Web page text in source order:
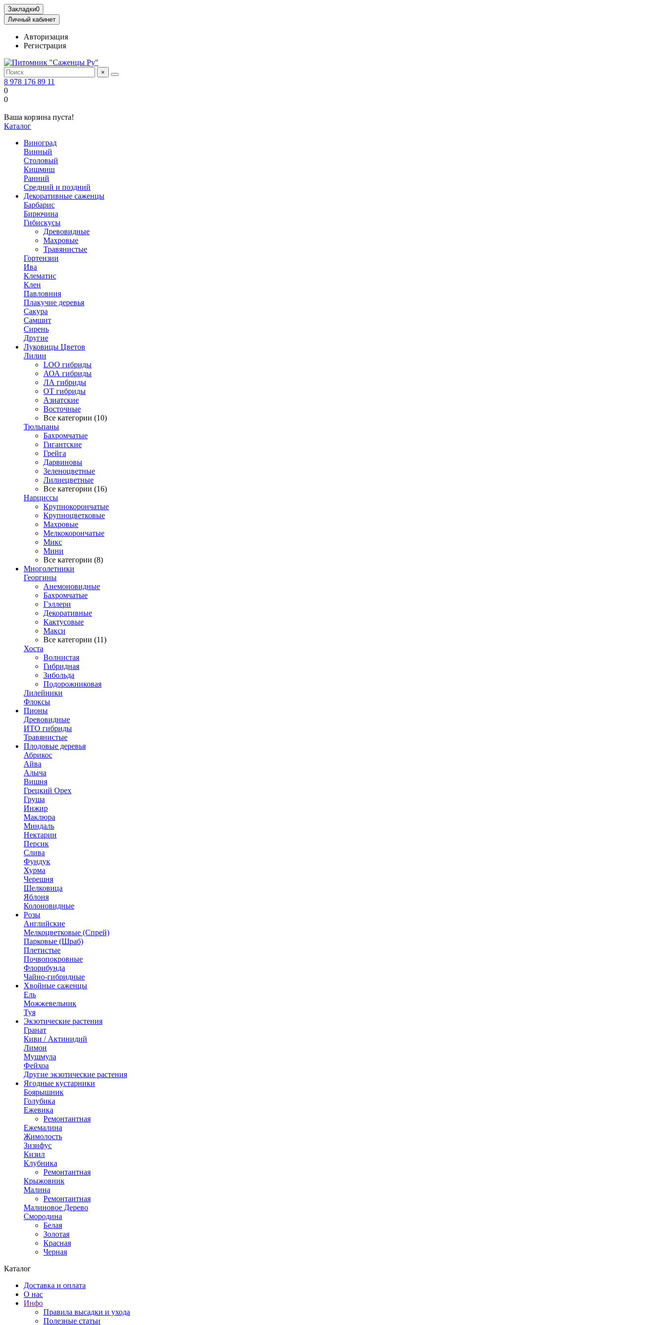
Закладки0
Личный кабинет
Авторизация
Регистрация
×
8 978 176 89 11
0
0
Ваша корзина пуста!
Каталог
Виноград
Винный
Столовый
Кишмиш
Ранний
Средний и поздний
Декоративные саженцы
Барбарис
Бирючина
Гибискусы
Древовидные
Махровые
Травянистые
Гортензии
Ива
Клематис
Клен
Павловния
Плакучие деревья
Сакура
Самшит
Сирень
Другие
Луковицы Цветов
Лилии
LOO гибриды
АОА гибриды
ЛА гибриды
ОТ гибриды
Азиатские
Восточные
Все категории (10)
Тюльпаны
Бахромчатые
Гигантские
Грейга
Дарвиновы
Зеленоцветные
Лилиецветные
Все категории (16)
Нарциссы
Крупнокорончатые
Крупноцветковые
Махровые
Мелкокорончатые
Микс
Мини
Все категории (8)
Многолетники
Георгины
Анемоновидные
Бахромчатые
Гэллери
Декоративные
Кактусовые
Макси
Все категории (11)
Хоста
Волнистая
Гибридная
Зибольда
Подорожниковая
Лилейники
Флоксы
Пионы
Древовидные
ИТО гибриды
Травянистые
Плодовые деревья
Абрикос
Айва
Алыча
Вишня
Грецкий Орех
Груша
Инжир
Маклюра
Миндаль
Нектарин
Персик
Слива
Фундук
Хурма
Черешня
Шелковица
Яблоня
Колоновидные
Розы
Английские
Мелкоцветковые (Спрей)
Парковые (Шраб)
Плетистые
Почвопокровные
Флорибунда
Чайно-гибридные
Хвойные саженцы
Ель
Можжевельник
Туя
Экзотические растения
Гранат
Киви / Актинидий
Лимон
Мушмула
Фейхоа
Другие экзотические растения
Ягодные кустарники
Боярышник
Голубика
Ежевика
Ремонтантная
Ежемалина
Жимолость
Зизифус
Кизил
Клубника
Ремонтантная
Крыжовник
Малина
Ремонтантная
Малиновое Дерево
Смородина
Белая
Золотая
Красная
Черная
Каталог
Доставка и оплата
О нас
Инфо
Правила высадки и ухода
Полезные статьи